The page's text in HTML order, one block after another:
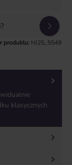
produktu: HJ25_5549
klasycznych